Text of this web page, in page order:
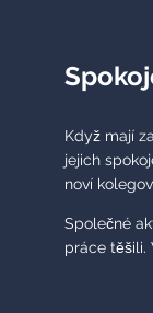
Když mají
jejich
noví
Společné
práce těšili.